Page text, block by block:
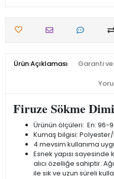
Ürün Açıklaması Garanti
Firuze Sökme
Ürünün ölçüleri: En: 96-
Kumaş bilgisi:
4 mevsim kullanıma
Esnek yapısı sayesinde
alıcı özelliğe sahiptir.
ile sık ve uzun süreli